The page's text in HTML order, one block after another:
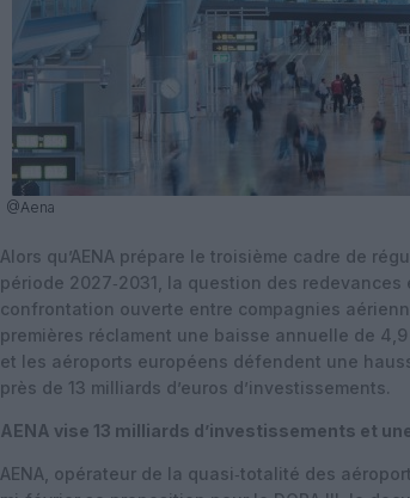
@Aena
Alors qu’AENA prépare le troisième cadre de
période 2027‑2031, la question des
confrontation ouverte entre compagnies
premières réclament une baisse annuelle de
et les aéroports européens défendent une
près de 13 milliards d’euros d’investissements.
AENA vise 13 milliards d’investissements et
AENA, opérateur de la quasi‑totalité des